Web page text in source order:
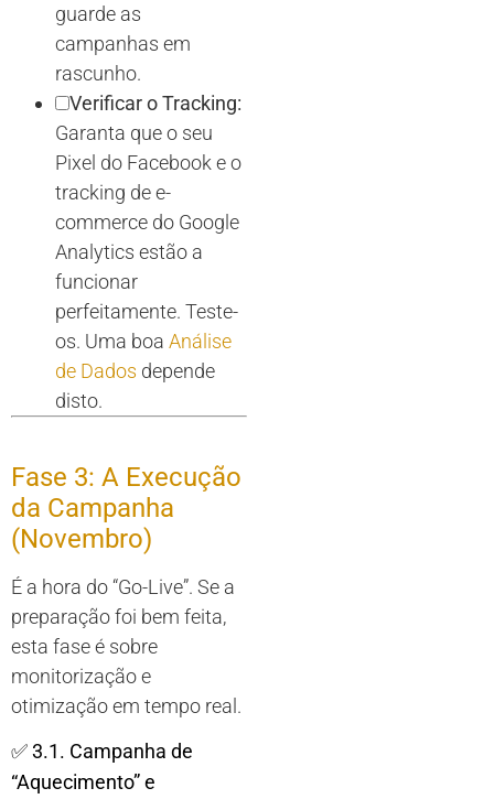
guarde as
campanhas em
rascunho.
Verificar o Tracking:
Garanta que o seu
Pixel do Facebook e o
tracking de e-
commerce do Google
Analytics estão a
funcionar
perfeitamente. Teste-
os. Uma boa Análise
de Dados depende
disto.
Fase 3: A Execução
da Campanha
(Novembro)
É a hora do “Go-Live”. Se a
preparação foi bem feita,
esta fase é sobre
monitorização e
otimização em tempo real.
✅3.1. Campanha de
“Aquecimento” e